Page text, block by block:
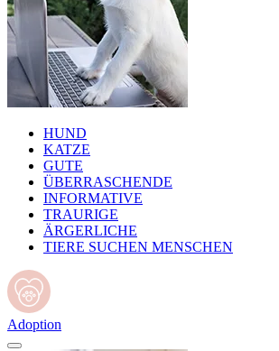
HUND
KATZE
GUTE
ÜBERRASCHENDE
INFORMATIVE
TRAURIGE
ÄRGERLICHE
TIERE SUCHEN MENSCHEN
Adoption